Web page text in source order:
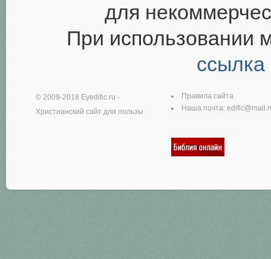
для
При использовании
ссылка
© 2009-2018 Eyedific.ru -
Христианский сайт для пользы
Правила сайта
Наша почта: